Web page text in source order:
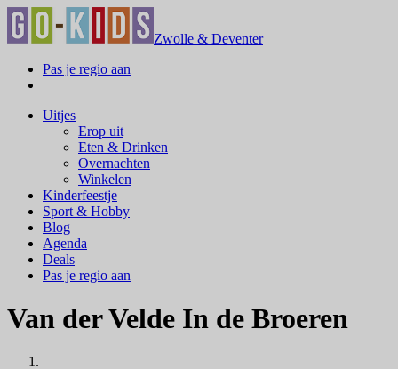
Zwolle & Deventer
Pas je regio aan
Uitjes
Erop uit
Eten & Drinken
Overnachten
Winkelen
Kinderfeestje
Sport & Hobby
Blog
Agenda
Deals
Pas je regio aan
Van der Velde In de Broeren